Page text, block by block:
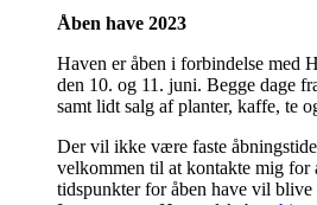
Åben have 2023
Haven er åben i forbindelse med
den 10. og 11. juni. Begge dage
samt lidt salg af planter, kaffe, te
Der vil ikke være faste
velkommen til at kontakte mig for
tidspunkter for åben have vil blive